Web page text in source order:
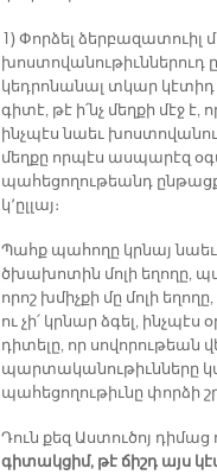
1) Փորձել ձերբազատուիլ
խոստովանութիւններուդ
կեդրոնանալ տկար կէտիդ
գիտէ, թէ ի՛նչ մեղքի մէջ
ինչպէս նաեւ
մեղքը որպէս ասպարէզ
պահեցողութեանդ
կ՚ըլլայ։
Պահք պահողը կրնայ նաեւ
ծխախոտին մոլի եղողը,
որոշ խմիչքի մը մոլի
ու չի՛ կրնար ձգել, ինչպէս
դիտելը, որ սովորութեան
պարտականութիւնները
պահեցողութիւնը փորձի
Դուն քեզ Աստուծոյ դիմաց
գիտակցիմ, թէ ճիշդ այս